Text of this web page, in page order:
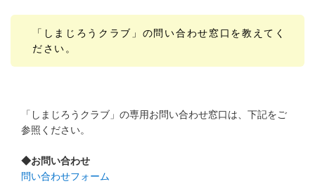
よくある質問・お問い合わせ
他の講座のよくある質問・手続きはこちら
進研ゼミ 小学講座
「しまじろうクラブ」の問い合わせ窓口を教えてく
ださい。
「しまじろうクラブ」の専用お問い合わせ窓口は、下記をご
参照ください。
◆お問い合わせ
問い合わせフォーム